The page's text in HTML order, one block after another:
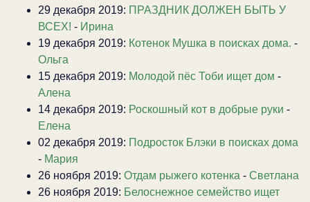
29 декабря 2019: ПРАЗДНИК ДОЛЖЕН БЫТЬ У
ВСЕХ! - Ирина
19 декабря 2019: Котенок Мушка в поисках дома. -
Ольга
15 декабря 2019: Молодой пёс Тоби ищет дом -
Алена
14 декабря 2019: Роскошный кот в добрые руки -
Елена
02 декабря 2019: Подросток Блэки в поисках дома
- Мария
26 ноября 2019: Отдам рыжего котенка - Светлана
26 ноября 2019: Белоснежное семейство ищет